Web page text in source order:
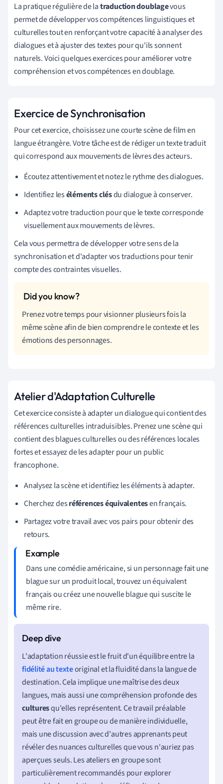
La pratique régulière de latraduction doublagevous
permet de développer vos compétences linguistiques et
culturelles tout en renforçant votre capacité à analyser des
dialogues et à ajuster des textes pour qu'ils sonnent
naturels. Voici quelques exercices pour améliorer votre
compréhension et vos compétences en doublage.
Exercice de Synchronisation
Pour cet exercice, choisissez une courte scène de film en
langue étrangère. Votre tâche est de rédiger un texte traduit
qui correspond aux mouvements de lèvres des acteurs.
Écoutez attentivement et notez le rythme des dialogues.
Identifiez leséléments clésdu dialogue à conserver.
Adaptez votre traduction pour que le texte corresponde
visuellement aux mouvements de lèvres.
Cela vous permettra de développer votre sens de la
synchronisation et d'adapter vos traductions pour tenir
compte des contraintes visuelles.
Prenez votre temps pour visionner plusieurs fois la
même scène afin de bien comprendre le contexte et les
émotions des personnages.
Atelier d'Adaptation Culturelle
Cet exercice consiste à adapter un dialogue qui contient des
références culturelles intraduisibles. Prenez une scène qui
contient des blagues culturelles ou des références locales
fortes et essayez de les adapter pour un public
francophone.
Analysez la scène et identifiez les éléments à adapter.
Cherchez desréférences équivalentesen français.
Partagez votre travail avec vos pairs pour obtenir des
retours.
Dans une comédie américaine, si un personnage fait une
blague sur un produit local, trouvez un équivalent
français ou créez une nouvelle blague qui suscite le
même rire.
L'adaptation réussie est le fruit d'un équilibre entre la
fidélité au texteoriginal et la fluidité dans la langue de
destination. Cela implique une maîtrise des deux
langues, mais aussi une compréhension profonde des
culturesqu'elles représentent. Ce travail préalable
peut être fait en groupe ou de manière individuelle,
mais une discussion avec d'autres apprenants peut
révéler des nuances culturelles que vous n'auriez pas
aperçues seuls. Les ateliers en groupe sont
particulièrement recommandés pour explorer